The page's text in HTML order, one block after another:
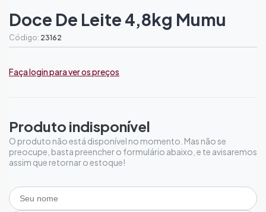
Doce De Leite 4,8kg Mumu
Código: 23162
Faça login para ver os preços
Produto indisponível
O produto não está disponível no momento. Mas não se
preocupe, basta preencher o formulário abaixo, e te avisaremos
assim que retornar o estoque!